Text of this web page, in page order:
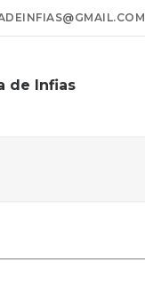
de Infias